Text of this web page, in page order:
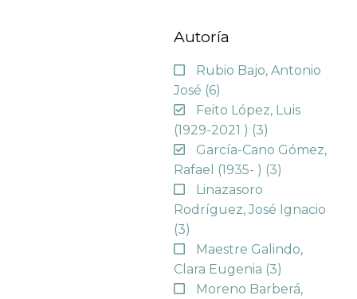
Autoría
Rubio Bajo, Antonio
José (6)
Feito López, Luis
(1929-2021 ) (3)
García-Cano Gómez,
Rafael (1935- ) (3)
Linazasoro
Rodríguez, José Ignacio
(3)
Maestre Galindo,
Clara Eugenia (3)
Moreno Barberá,